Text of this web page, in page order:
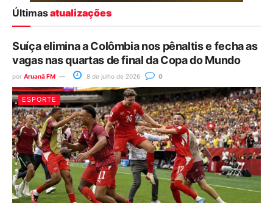
Últimasatualizações
Suíça elimina a Colômbia nos pênaltis e fecha as
vagas nas quartas de final da Copa do Mundo
por Aruanã FM 8 de julho de 2026 0
ESPORTE